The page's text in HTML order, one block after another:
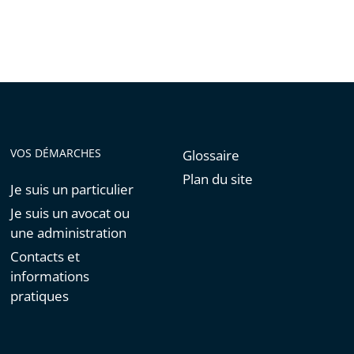
VOS DÉMARCHES
Je suis un particulier
Je suis un avocat ou
une administration
Contacts et
informations
pratiques
Glossaire
Plan du site